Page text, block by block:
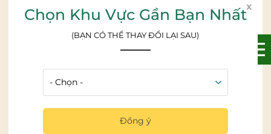
Bảng ghim, bảng từ trắng trong các lớp học
x
Chọn Khu Vực Gần Bạn Nhất
(BẠN CÓ THỂ THAY ĐỔI LẠI SAU)
Đồng ý